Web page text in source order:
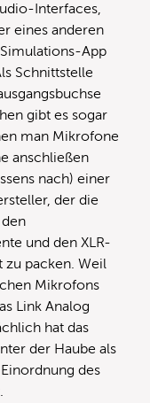
Interfaces,
eines anderen
App
Schnittstelle
gibt es sogar
man Mikrofone
anschließen
nach) einer
der die
und den XLR-
zu packen. Weil
Mikrofons
Link Analog
hat das
der Haube als
des